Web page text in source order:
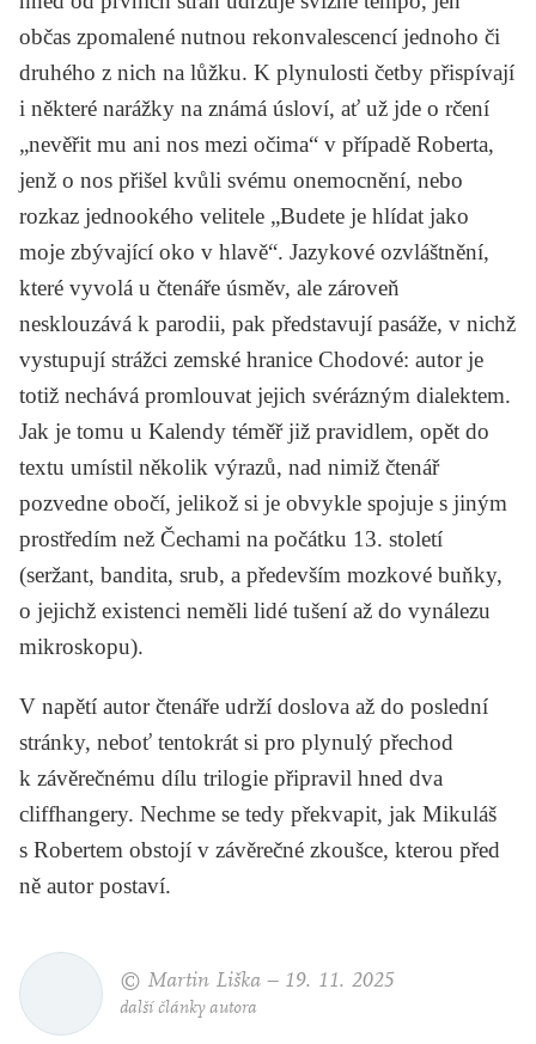
občas zpomalené nutnou rekonvalescencí jednoho či
druhého z nich na lůžku. K plynulosti četby přispívají
i některé narážky na známá úsloví, ať už jde o rčení
„nevěřit mu ani nos mezi očima“ v případě Roberta,
jenž o nos přišel kvůli svému onemocnění, nebo
rozkaz jednookého velitele „Budete je hlídat jako
moje zbývající oko v hlavě“. Jazykové ozvláštnění,
které vyvolá u čtenáře úsměv, ale zároveň
nesklouzává k parodii, pak představují pasáže, v nichž
vystupují strážci zemské hranice Chodové: autor je
totiž nechává promlouvat jejich svérázným dialektem.
Jak je tomu u Kalendy téměř již pravidlem, opět do
textu umístil několik výrazů, nad nimiž čtenář
pozvedne obočí, jelikož si je obvykle spojuje s jiným
prostředím než Čechami na počátku 13. století
(seržant, bandita, srub, a především mozkové buňky,
o jejichž existenci neměli lidé tušení až do vynálezu
mikroskopu).
V napětí autor čtenáře udrží doslova až do poslední
stránky, neboť tentokrát si pro plynulý přechod
k závěrečnému dílu trilogie připravil hned dva
cliffhangery. Nechme se tedy překvapit, jak Mikuláš
s Robertem obstojí v závěrečné zkoušce, kterou před
ně autor postaví.
© Martin Liška – 19. 11. 2025
další články autora